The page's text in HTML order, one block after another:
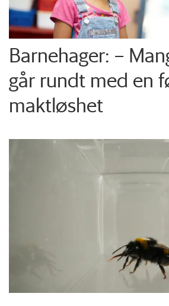
Barnehager: –
går rundt med en
maktløshet